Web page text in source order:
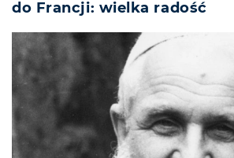
do Francji: wielka radość